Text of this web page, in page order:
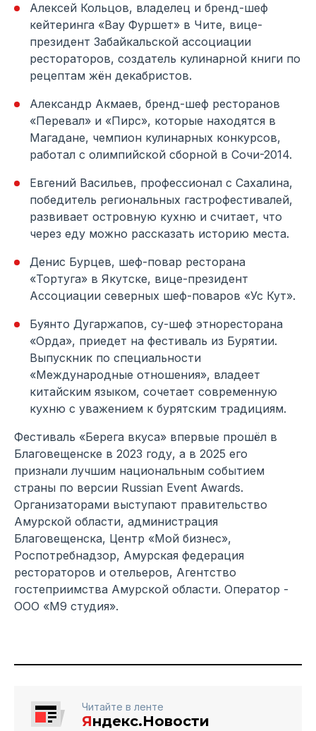
Алексей Кольцов, владелец и бренд-шеф
кейтеринга «Вау Фуршет» в Чите, вице-
президент Забайкальской ассоциации
рестораторов, создатель кулинарной книги по
рецептам жён декабристов.
Александр Акмаев, бренд-шеф ресторанов
«Перевал» и «Пирс», которые находятся в
Магадане, чемпион кулинарных конкурсов,
работал с олимпийской сборной в Сочи-2014.
Евгений Васильев, профессионал с Сахалина,
победитель региональных гастрофестивалей,
развивает островную кухню и считает, что
через еду можно рассказать историю места.
Денис Бурцев, шеф-повар ресторана
«Тортуга» в Якутске, вице-президент
Ассоциации северных шеф-поваров «Ус Кут».
Буянто Дугаржапов, су-шеф этноресторана
«Орда», приедет на фестиваль из Бурятии.
Выпускник по специальности
«Международные отношения», владеет
китайским языком, сочетает современную
кухню с уважением к бурятским традициям.
Фестиваль «Берега вкуса» впервые прошёл в
Благовещенске в 2023 году, а в 2025 его
признали лучшим национальным событием
страны по версии Russian Event Awards.
Организаторами выступают правительство
Амурской области, администрация
Благовещенска, Центр «Мой бизнес»,
Роспотребнадзор, Амурская федерация
рестораторов и отельеров, Агентство
гостеприимства Амурской области. Оператор -
ООО «М9 студия».
Читайте в ленте
Яндекс.Новости